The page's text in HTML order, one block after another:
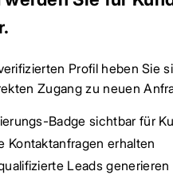
Profil heben Sie
Zugang zu neuen
Badge sichtbar für
Kontaktanfragen erhalten
Leads generieren